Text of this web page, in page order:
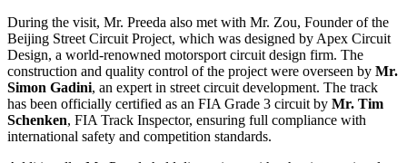
During the visit, Mr. Preeda also met with Mr. Zou, Founder of the
Beijing Street Circuit Project, which was designed by Apex Circuit
Design, a world-renowned motorsport circuit design firm. The
construction and quality control of the project were overseen by Mr.
Simon Gadini, an expert in street circuit development. The track
has been officially certified as an FIA Grade 3 circuit by Mr. Tim
Schenken, FIA Track Inspector, ensuring full compliance with
international safety and competition standards.